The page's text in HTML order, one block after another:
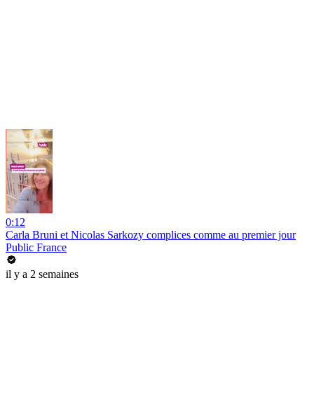
0:12
Carla Bruni et Nicolas Sarkozy complices comme au premier jour
Public France
il y a 2 semaines